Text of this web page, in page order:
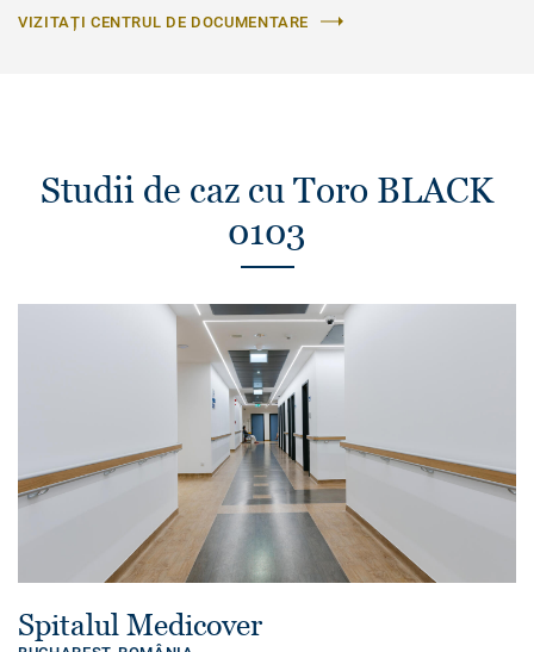
VIZITAȚI CENTRUL DE DOCUMENTARE
Studii de caz cu Toro BLACK
0103
Spitalul Medicover